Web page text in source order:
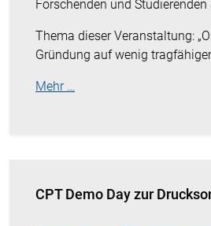
Forschenden und Studierenden
Thema dieser Veranstaltung:
Gründung auf wenig
Mehr …
CPT Demo Day zur